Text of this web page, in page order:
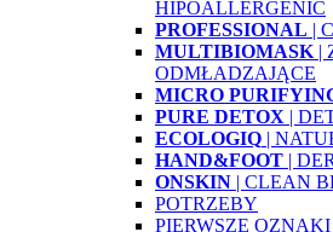
HIPOALLERGENIC
PROFESSIONAL |
MULTIBIOMASK |
ODMŁADZAJĄCE
MICRO
PURE DETOX |
ECOLOGIQ |
HAND&FOOT |
ONSKIN | CLEAN
POTRZEBY
PIERWSZE